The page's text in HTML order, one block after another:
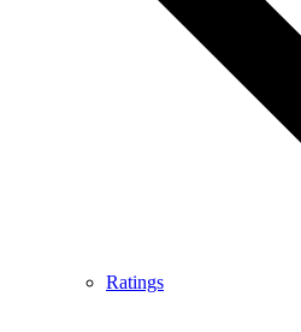
Ratings